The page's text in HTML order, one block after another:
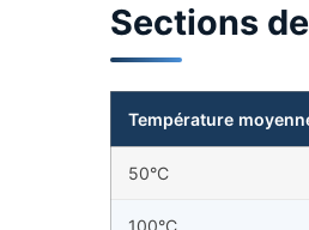
Sections
Température
50°C
100°C